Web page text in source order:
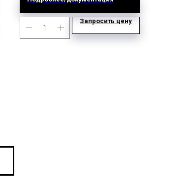
Запросить цену